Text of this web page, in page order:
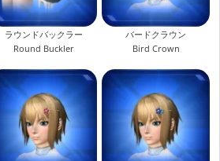
ラウンドバックラー
Round Buckler
バードクラウン
Bird Crown